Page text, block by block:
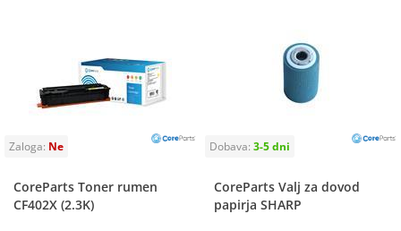
CoreParts Toner rumen
CF402X (2.3K)
CoreParts Valj za dovod
papirja SHARP